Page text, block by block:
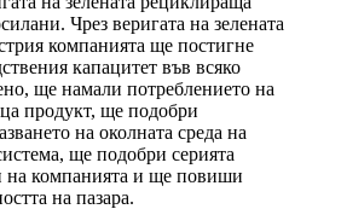
Чрез веригата на зелената
компанията ще постигне
капацитет във всяко
ще намали потреблението на
продукт, ще подобри
на околната среда на
ще подобри серията
на компанията и ще повиши
на пазара.